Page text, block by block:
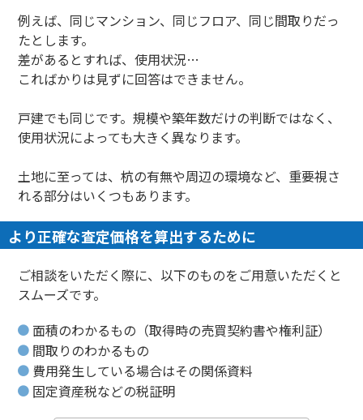
例えば、同じマンション、同じフロア、同じ間取りだっ
たとします。
差があるとすれば、使用状況…
こればかりは見ずに回答はできません。
戸建でも同じです。規模や築年数だけの判断ではなく、
使用状況によっても大きく異なります。
土地に至っては、杭の有無や周辺の環境など、重要視さ
れる部分はいくつもあります。
より正確な査定価格を算出するために
ご相談をいただく際に、以下のものをご用意いただくと
スムーズです。
面積のわかるもの（取得時の売買契約書や権利証）
間取りのわかるもの
費用発生している場合はその関係資料
固定資産税などの税証明